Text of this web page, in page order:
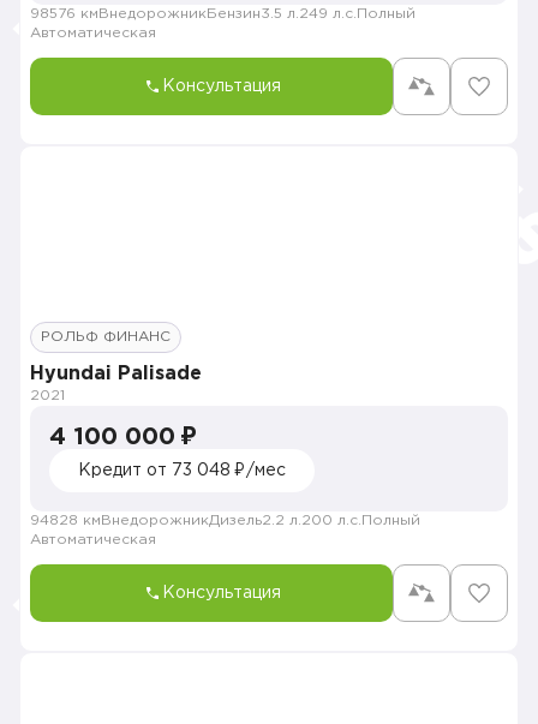
98576 км Внедорожник Бензин3.5 л. 249 л.с. Полный
Автоматическая
Консультация
РОЛЬФ ФИНАНС
Hyundai Palisade
2021
4 100 000 ₽
Кредит от 73 048 ₽/мес
94828 км ВнедорожникДизель2.2 л. 200 л.с. Полный
Автоматическая
Консультация